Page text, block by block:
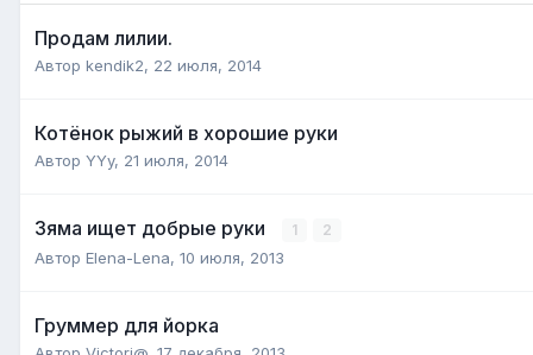
Продам лилии.
Автор kendik2, 22 июля, 2014
Котёнок рыжий в хорошие руки
Автор YYy, 21 июля, 2014
Зяма ищет добрые руки 1 2
Автор Elena-Lena, 10 июля, 2013
Груммер для йорка